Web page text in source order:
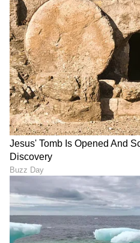
TVS Jupiter 125 Vs Suzuki
Access 125: ದರ, ಮೈಲೇಜ್
ಮತ್ತು ಫೀಚರ್ಸ್‌ನಲ್ಲಿ ಯಾವುದು
ಬೆಸ್ಟ್?
ಬಜೆಟ್‌ ಫ್ರೆಂಡ್ಲಿ ಬೆಲೆಯಲ್ಲಿ ಹೊಸ
ಇವಿ?: ಆಗಸ್ಟ್ 29ಕ್ಕೆ ಲಾಂಚ್
ಆಗಲಿದೆ 'ಏಥರ್ ಕೋನಾರ್ಕ್'